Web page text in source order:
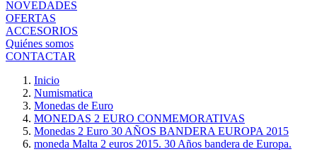
NOVEDADES
OFERTAS
ACCESORIOS
Quiénes somos
CONTACTAR
Inicio
Numismatica
Monedas de Euro
MONEDAS 2 EURO CONMEMORATIVAS
Monedas 2 Euro 30 AÑOS BANDERA EUROPA 2015
moneda Malta 2 euros 2015. 30 Años bandera de Europa.